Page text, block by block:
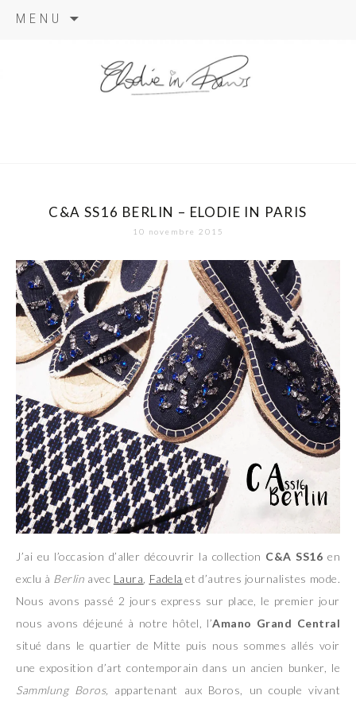
MENU
C&A SS16 BERLIN – ELODIE IN PARIS
10 novembre 2015
J’ai eu l’occasion d’aller découvrir la collection C&A SS16 en
exclu à Berlin avec Laura Fadela et d’autres journalistes mode.
Nous avons passé 2 jours express sur place, le premier jour
nous avons déjeuné à notre hôtel, l’Amano Grand Central
situé dans le quartier de Mitte puis nous sommes allés voir
une exposition d’art contemporain dans un ancien bunker, le
Sammlung Boros,
appartenant aux Boros, un couple vivant